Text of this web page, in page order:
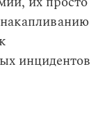
инцидентов